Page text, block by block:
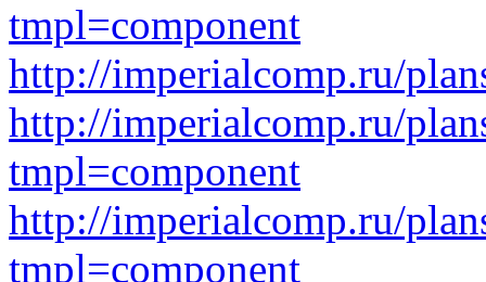
tmpl=component
http://imperialcomp.ru/
http://imperialcomp.ru/
tmpl=component
http://imperialcomp.ru/
tmpl=component